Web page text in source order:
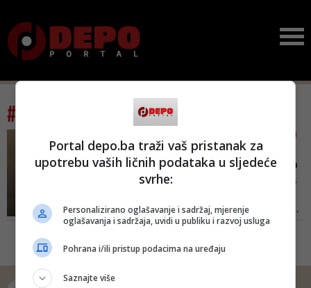
#tag: Stojan Vranješ
ČELNICI ŽELJE HTJELI DA MU
SMANJE UGOVOR
Stojan Vranješ o povratku
u Borac i slučaju 'Ognje...
iznenadila je njegova odluka da,
iako u godinama kada je bez
novi inozemni angažman, iz
Portal depo.ba traži vaš pristanak za
upotrebu vaših ličnih podataka u sljedeće
svrhe:
Personalizirano oglašavanje i sadržaj, mjerenje
oglašavanja i sadržaja, uvidi u publiku i razvoj usluga
Pohrana i/ili pristup podacima na uređaju
Saznajte više